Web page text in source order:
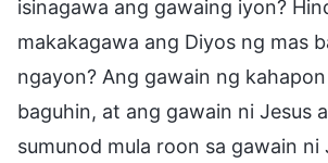
isinagawa ang gawaing iyon?
makakagawa ang Diyos ng mas
ngayon? Ang gawain ng
baguhin, at ang gawain ni Jesus
sumunod mula roon sa gawain ni